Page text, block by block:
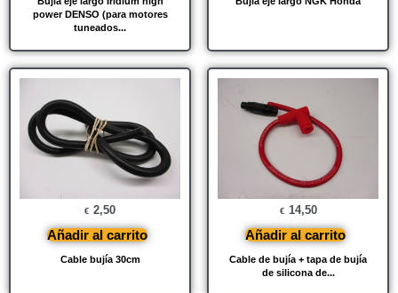
power DENSO (para motores
tuneados...
Cable bujía 30cm
€ 2,50
Añadir al carrito
Cable de bujía + tapa de bujía
de silicona de...
€ 14,50
Añadir al carrito